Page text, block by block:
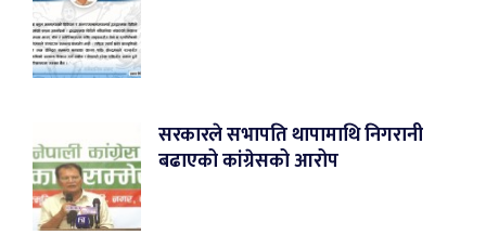
सरकारले सभापति थापामाथि निगरानी
बढाएको कांग्रेसको आरोप